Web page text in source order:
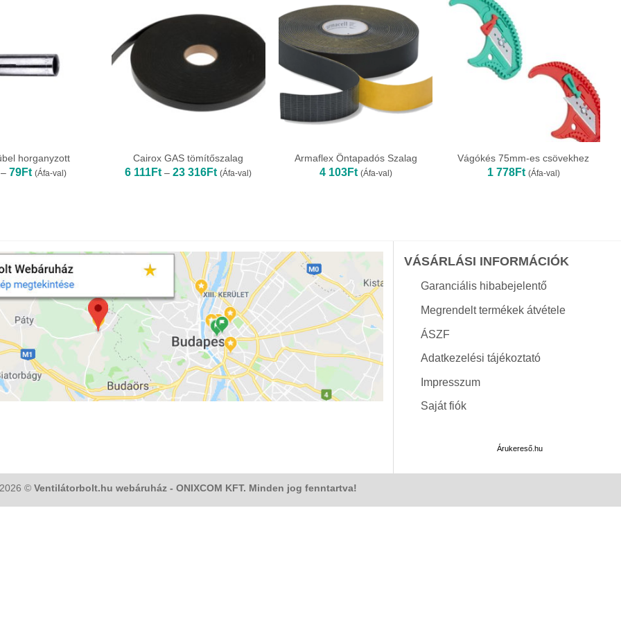
horganyzott
– 79FtÁrtartomány:
38Ft
(Áfa-val)
Cairox GAS tömítőszalag
6 111Ft – 23 316FtÁrtartomány:
6
(Áfa-val)
Armaflex Öntapadós Szalag
4 103Ft (Áfa-val)
Vágókés 75mm-es csövekhez
1 778Ft (Áfa-val)
VÁSÁRLÁSI INFORMÁCIÓK
Garanciális hibabejelentő
Megrendelt termékek átvétele
ÁSZF
Adatkezelési tájékoztató
Impresszum
Saját fiók
Árukereső.hu
© Ventilátorbolt.hu webáruház - ONIXCOM KFT. Minden jog fenntartva!